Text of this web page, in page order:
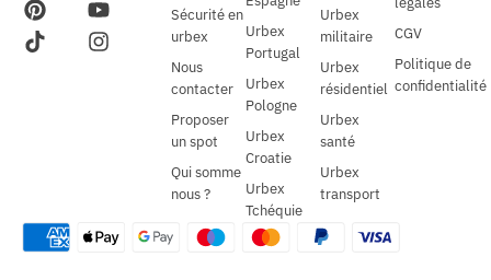
Sécurité en
urbex
Nous
contacter
Proposer
un spot
Qui somme
nous ?
Urbex
Portugal
Urbex
Pologne
Urbex
Croatie
Urbex
Tchéquie
Urbex
militaire
Urbex
résidentiel
Urbex
santé
Urbex
transport
CGV
Politique de
confidentialité